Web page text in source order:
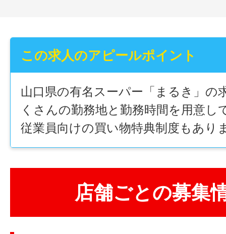
この求人のアピールポイント
山口県の有名スーパー「まるき」の
くさんの勤務地と勤務時間を用意し
従業員向けの買い物特典制度もあり
店舗ごとの募集